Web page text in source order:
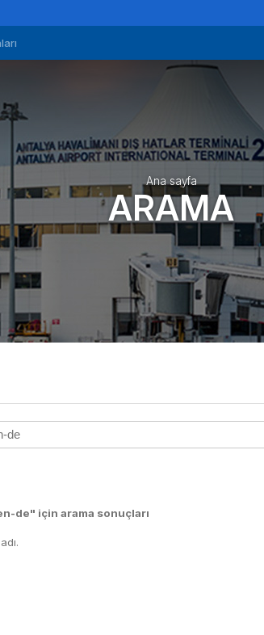
Ana sayfa
ARAMA
de" için arama sonuçları